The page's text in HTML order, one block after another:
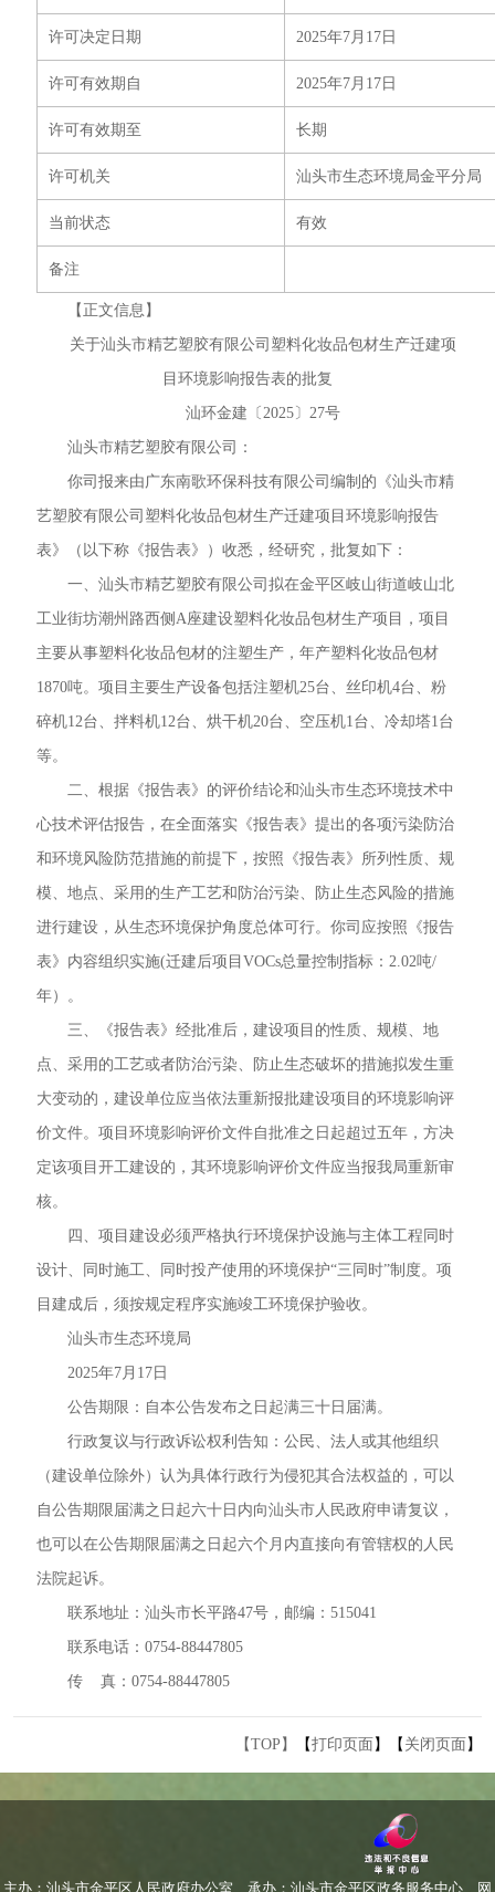
许可决定日期 2025年7月17日
许可有效期自 2025年7月17日
许可有效期至 长期
许可机关 汕头市生态环境局金平分局
当前状态 有效
备注
【正文信息】
关于汕头市精艺塑胶有限公司塑料化妆品包材生产迁建项
目环境影响报告表的批复
汕环金建〔2025〕27号
汕头市精艺塑胶有限公司：
你司报来由广东南歌环保科技有限公司编制的《汕头市精
艺塑胶有限公司塑料化妆品包材生产迁建项目环境影响报告
表》（以下称《报告表》）收悉，经研究，批复如下：
一、汕头市精艺塑胶有限公司拟在金平区岐山街道岐山北
工业街坊潮州路西侧A座建设塑料化妆品包材生产项目，项目
主要从事塑料化妆品包材的注塑生产，年产塑料化妆品包材
1870吨。项目主要生产设备包括注塑机25台、丝印机4台、粉
碎机12台、拌料机12台、烘干机20台、空压机1台、冷却塔1台
等。
二、根据《报告表》的评价结论和汕头市生态环境技术中
心技术评估报告，在全面落实《报告表》提出的各项污染防治
和环境风险防范措施的前提下，按照《报告表》所列性质、规
模、地点、采用的生产工艺和防治污染、防止生态风险的措施
进行建设，从生态环境保护角度总体可行。你司应按照《报告
表》内容组织实施(迁建后项目VOCs总量控制指标：2.02吨/
年）。
三、《报告表》经批准后，建设项目的性质、规模、地
点、采用的工艺或者防治污染、防止生态破坏的措施拟发生重
大变动的，建设单位应当依法重新报批建设项目的环境影响评
价文件。项目环境影响评价文件自批准之日起超过五年，方决
定该项目开工建设的，其环境影响评价文件应当报我局重新审
核。
四、项目建设必须严格执行环境保护设施与主体工程同时
设计、同时施工、同时投产使用的环境保护“三同时”制度。项
目建成后，须按规定程序实施竣工环境保护验收。
汕头市生态环境局
2025年7月17日
公告期限：自本公告发布之日起满三十日届满。
行政复议与行政诉讼权利告知：公民、法人或其他组织
（建设单位除外）认为具体行政行为侵犯其合法权益的，可以
自公告期限届满之日起六十日内向汕头市人民政府申请复议，
也可以在公告期限届满之日起六个月内直接向有管辖权的人民
法院起诉。
联系地址：汕头市长平路47号，邮编：515041
联系电话：0754-88447805
传 真：0754-88447805
【TOP】 【打印页面 】【 关闭页面 】
主办：汕头市金平区人民政府办公室 承办：汕头市金平区政务服务中心 网